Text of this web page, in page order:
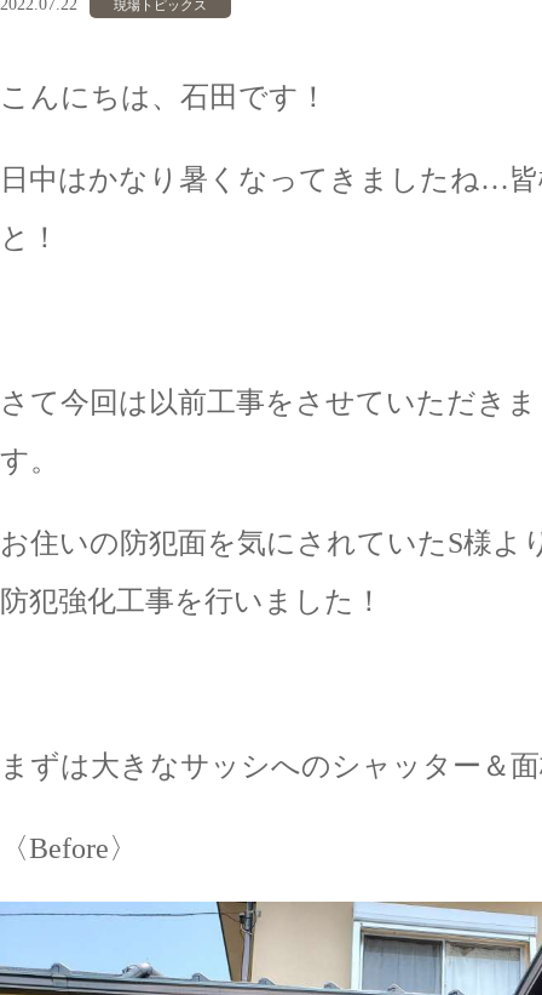
2022.07.22 現場トピックス
こんにちは、石田です！
日中はかなり暑くなってきましたね…
と！
さて今回は以前工事をさせていただき
す。
お住いの防犯面を気にされていたS様よ
防犯強化工事を行いました！
まずは大きなサッシへのシャッター＆
〈Before〉